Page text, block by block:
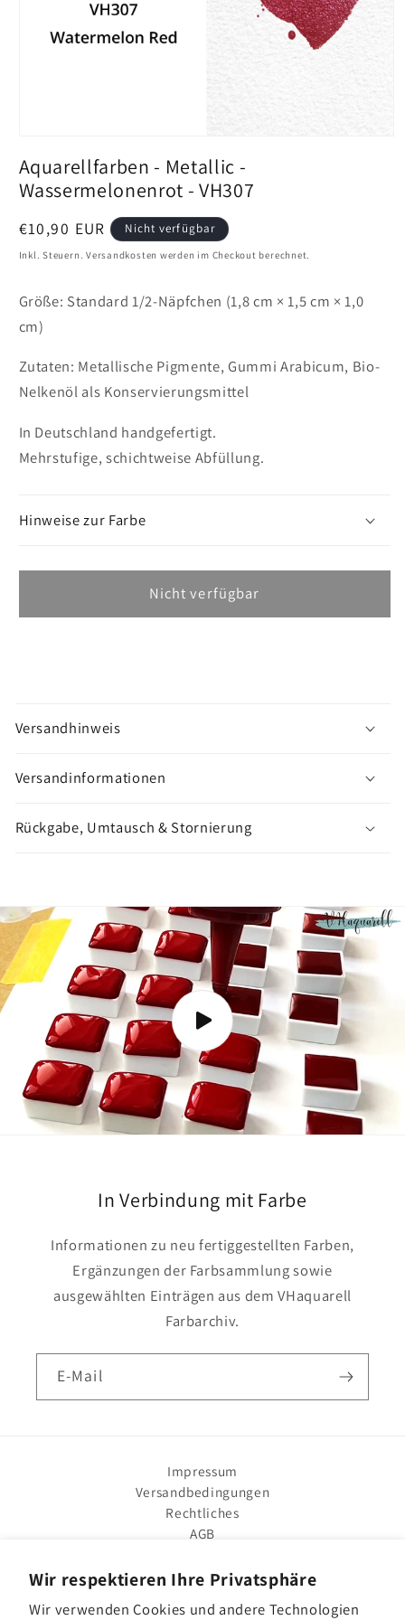
Wir respektieren Ihre Privatsphäre
Wir verwenden Cookies und andere Technologien
in
Vollansicht
öffnen
Aquarellfarben - Metallic -
Wassermelonenrot - VH307
Preis
€10,90 EUR Nicht verfügbar
Inkl. Steuern. Versandkosten werden im Checkout berechnet.
Größe: Standard 1/2-Näpfchen (1,8 cm × 1,5 cm × 1,0
cm)
Zutaten: Metallische Pigmente, Gummi Arabicum, Bio-
Nelkenöl als Konservierungsmittel
In Deutschland handgefertigt.
Mehrstufige, schichtweise Abfüllung.
Hinweise zur Farbe
Nicht verfügbar
h
a
n
g
e
n
Versandhinweis
Versandinformationen
Rückgabe, Umtausch & Stornierung
In Verbindung mit Farbe
Informationen zu neu fertiggestellten Farben,
Ergänzungen der Farbsammlung sowie
ausgewählten Einträgen aus dem VHaquarell
Farbarchiv.
E-Mail
Impressum
Versandbedingungen
Rechtliches
AGB
Widerrufsrecht